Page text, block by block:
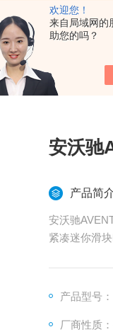
欢迎您！
来自局域网的
助您的吗？
MVSD-180-4E1-
安沃驰
产品简
安沃驰
紧凑迷你滑
产品型号
厂商性质